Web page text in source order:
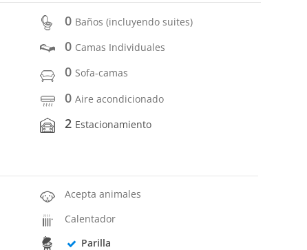
0 Baños (incluyendo suites)
0 Camas Individuales
0 Sofa-camas
0Aire acondicionado
2 Estacionamiento
Acepta animales
Calentador
Parilla